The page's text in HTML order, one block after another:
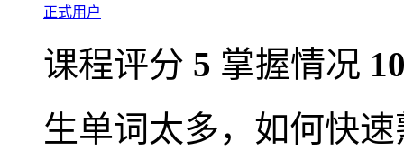
正式用户
课程评分 5 掌握情况
生单词太多，如何快